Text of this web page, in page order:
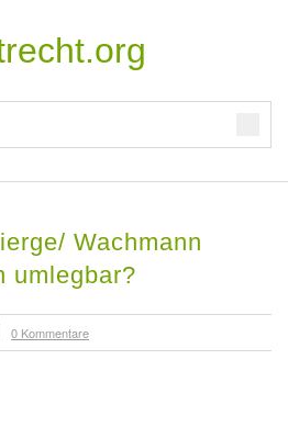
Wachmann
umlegbar?
0 Kommentare